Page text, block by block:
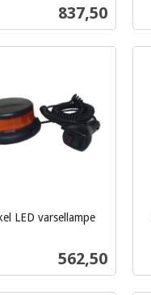
Pris
837,50
LED varsellampe
Pris
562,50